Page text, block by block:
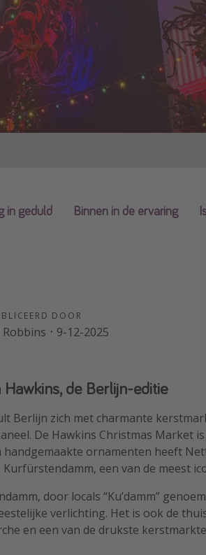
in geduld Binnen in de ervaring
DOOR
Robbins · 9-12-2025
de Berlijn-editie
Berlijn zich met charmante
De Hawkins Christmas Market
handgemaakte ornamenten heeft
Kurfürstendamm, een van de meest
door locals “Ku’damm”
verlichting. Het is ook de
en een van de drukste